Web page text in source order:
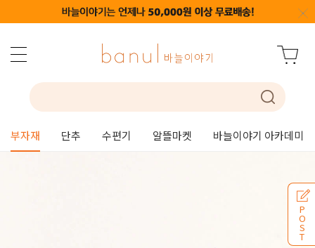
부자재 단추 수편기 알뜰마켓 바늘이야기 아카데미
P
O
S
T